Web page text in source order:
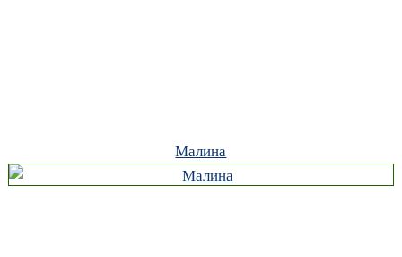
Малина